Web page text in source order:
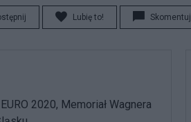
Lubię to! Skomentuj
2020, Memoriał Wagnera